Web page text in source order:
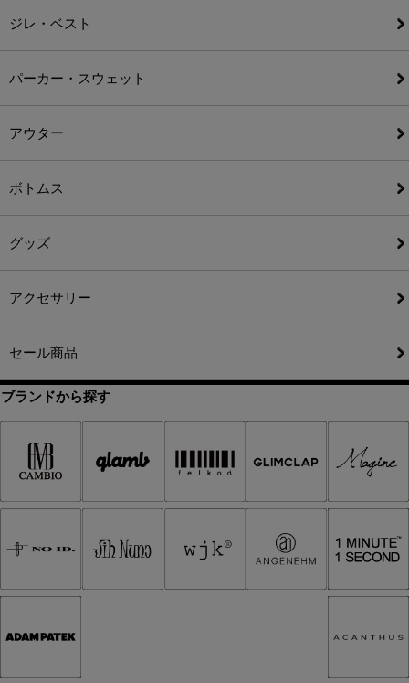
ジレ・ベスト
パーカー・スウェット
アウター
ボトムス
グッズ
アクセサリー
セール商品
ブランドから探す